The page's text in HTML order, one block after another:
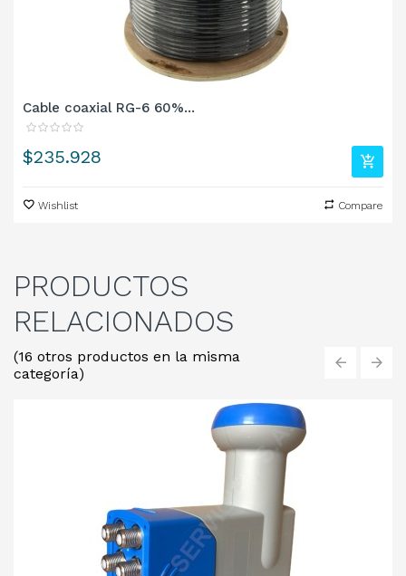
Cable coaxial RG-6 60%...
Precio
$235.928
Wishlist Compare
PRODUCTOS
RELACIONADOS
(16 otros productos en la misma
categoría)